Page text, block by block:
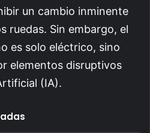
un cambio inminente
ruedas. Sin embargo, el
es solo eléctrico, sino
elementos disruptivos
(IA).